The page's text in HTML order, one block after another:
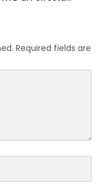
Required fields are